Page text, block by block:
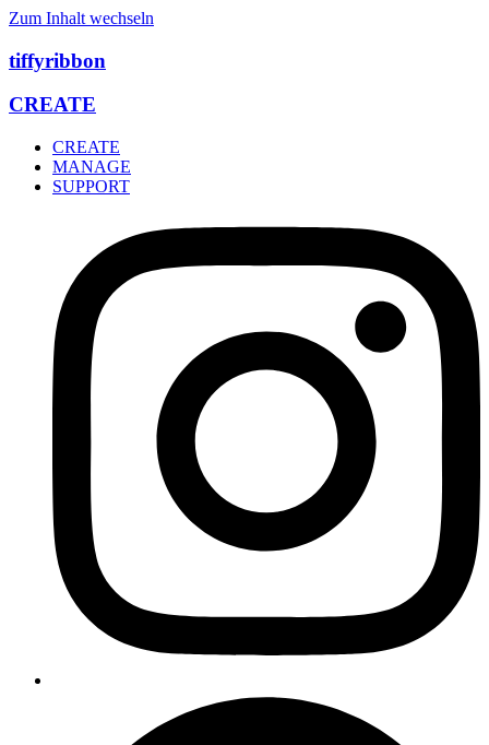
Zum Inhalt wechseln
tiffyribbon
CREATE
CREATE
MANAGE
SUPPORT